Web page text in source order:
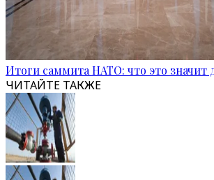
Итоги саммита НАТО: что это значит
ЧИТАЙТЕ ТАКЖЕ